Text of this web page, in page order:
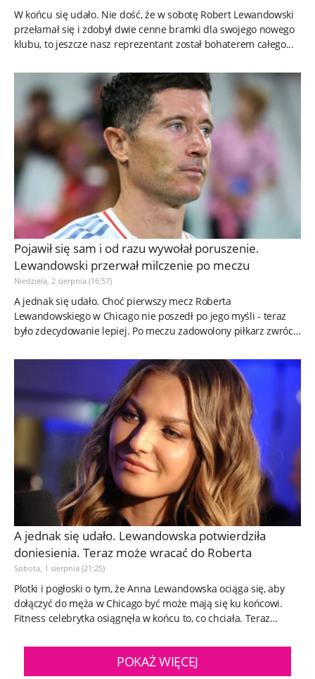
W końcu się udało. Nie dość, że w sobotę Robert Lewandowski
przełamał się i zdobył dwie cenne bramki dla swojego nowego
klubu, to jeszcze nasz reprezentant został bohaterem całego...
Pojawił się sam i od razu wywołał poruszenie.
Lewandowski przerwał milczenie po meczu
Niedziela, 2 sierpnia (16:57)
A jednak się udało. Choć pierwszy mecz Roberta
Lewandowskiego w Chicago nie poszedł po jego myśli - teraz
było zdecydowanie lepiej. Po meczu zadowolony piłkarz zwrócił
A jednak się udało. Lewandowska potwierdziła
doniesienia. Teraz może wracać do Roberta
Sobota, 1 sierpnia (21:25)
Plotki i pogłoski o tym, że Anna Lewandowska ociąga się, aby
dołączyć do męża w Chicago być może mają się ku końcowi.
Fitness celebrytka osiągnęła w końcu to, co chciała. Teraz
POKAŻ WIĘCEJ